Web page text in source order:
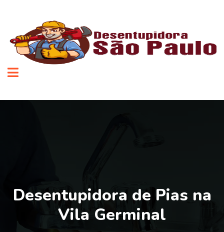
Desentupidora de Pias na
Vila Germinal